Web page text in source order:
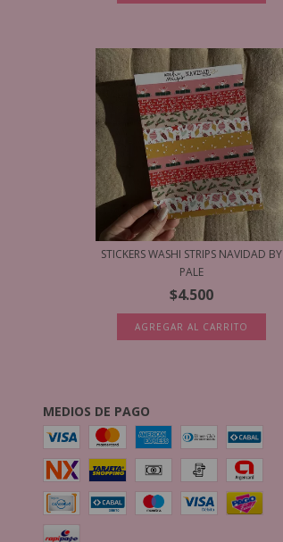
STICKERS WASHI STRIPS NAVIDAD BY
PALE
$4.500
AGREGAR AL CARRITO
MEDIOS DE PAGO